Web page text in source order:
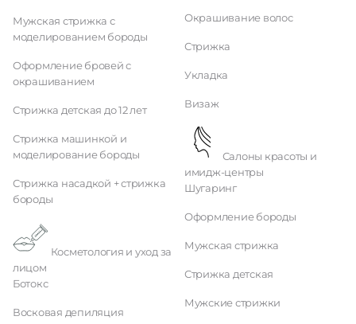
Мужская стрижка с
моделированием бороды
Оформление бровей с
окрашиванием
Стрижка детская до 12 лет
Стрижка машинкой и
моделирование бороды
Стрижка насадкой + стрижка
бороды
лицом
Ботокс
Восковая депиляция
Окрашивание волос
Стрижка
Укладка
Визаж
имидж-центры
Шугаринг
Оформление бороды
Мужская стрижка
Стрижка детская
Мужские стрижки